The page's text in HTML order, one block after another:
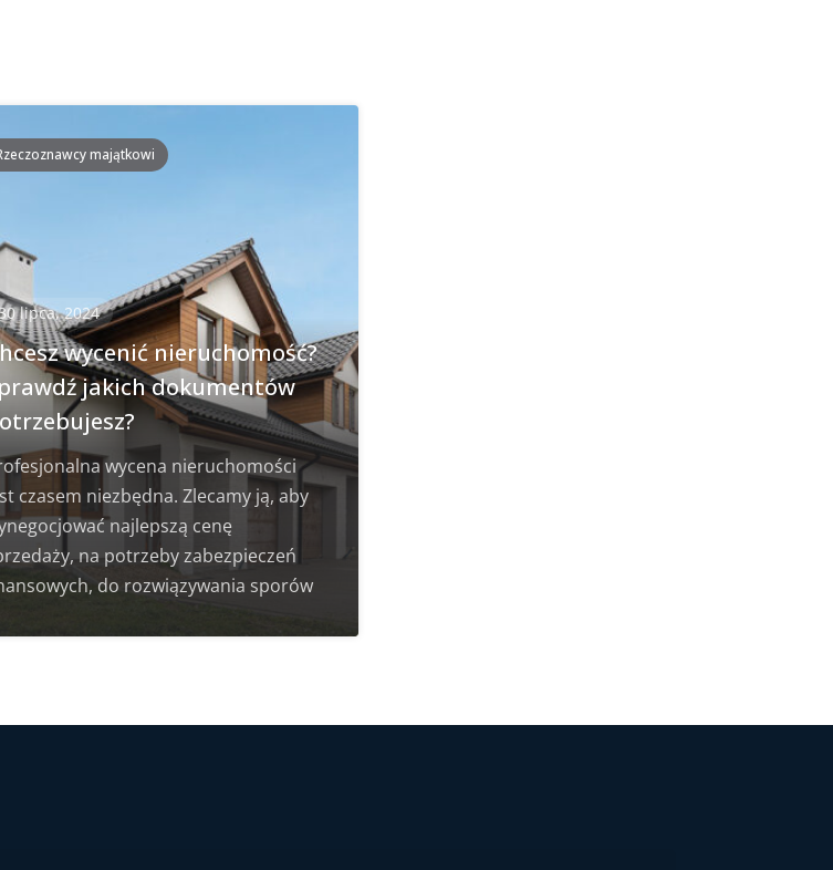
majątkowi
lipca, 2024
wycenić nieruchomość?
jakich dokumentów
wycena nieruchomości
czasem niezbędna. Zlecamy ją, aby
najlepszą cenę
na potrzeby zabezpieczeń
do rozwiązywania sporów